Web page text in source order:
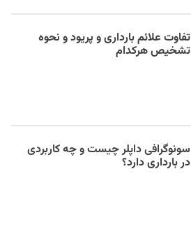
تفاوت علائم بارداری و پریود و نحوه
تشخیص هرکدام
سونوگرافی داپلر چیست و چه کاربردی
در بارداری دارد؟